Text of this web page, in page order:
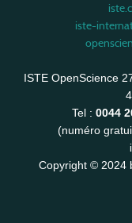
iste-
ISTE OpenScience
Tel : 0044
(numéro
Copyright © 2024